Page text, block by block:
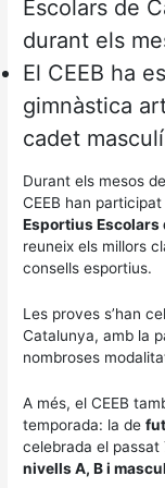
Escolars de
durant els
El CEEB ha
gimnàstica
cadet
Durant els mesos
CEEB han
Esportius Escolars
reuneix els millors
consells esportius.
Les proves s’han
Catalunya, amb la
nombroses
A més, el CEEB
temporada: la de
celebrada el
nivells A, B i